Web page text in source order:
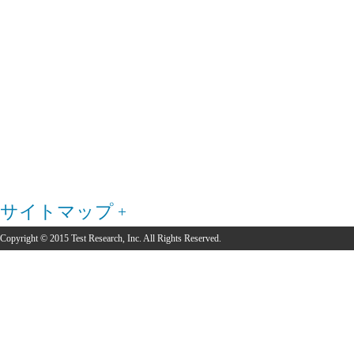
サイトマップ
Copyright © 2015 Test Research, Inc. All Rights Reserved.